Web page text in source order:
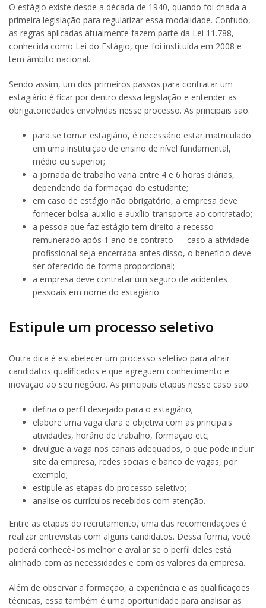
O estágio existe desde a década de 1940, quando foi criada a
primeira legislação para regularizar essa modalidade. Contudo,
as regras aplicadas atualmente fazem parte da Lei 11.788,
conhecida como Lei do Estágio, que foi instituída em 2008 e
tem âmbito nacional.
Sendo assim, um dos primeiros passos para contratar um
estagiário é ficar por dentro dessa legislação e entender as
obrigatoriedades envolvidas nesse processo. As principais são:
para se tornar estagiário, é necessário estar matriculado
em uma instituição de ensino de nível fundamental,
médio ou superior;
a jornada de trabalho varia entre 4 e 6 horas diárias,
dependendo da formação do estudante;
em caso de estágio não obrigatório, a empresa deve
fornecer bolsa-auxilio e auxílio-transporte ao contratado;
a pessoa que faz estágio tem direito a recesso
remunerado após 1 ano de contrato — caso a atividade
profissional seja encerrada antes disso, o benefício deve
ser oferecido de forma proporcional;
a empresa deve contratar um seguro de acidentes
pessoais em nome do estagiário.
Estipule um processo seletivo
Outra dica é estabelecer um processo seletivo para atrair
candidatos qualificados e que agreguem conhecimento e
inovação ao seu negócio. As principais etapas nesse caso são:
defina o perfil desejado para o estagiário;
elabore uma vaga clara e objetiva com as principais
atividades, horário de trabalho, formação etc;
divulgue a vaga nos canais adequados, o que pode incluir
site da empresa, redes sociais e banco de vagas, por
exemplo;
estipule as etapas do processo seletivo;
analise os currículos recebidos com atenção.
Entre as etapas do recrutamento, uma das recomendações é
realizar entrevistas com alguns candidatos. Dessa forma, você
poderá conhecê-los melhor e avaliar se o perfil deles está
alinhado com as necessidades e com os valores da empresa.
Além de observar a formação, a experiência e as qualificações
técnicas, essa também é uma oportunidade para analisar as